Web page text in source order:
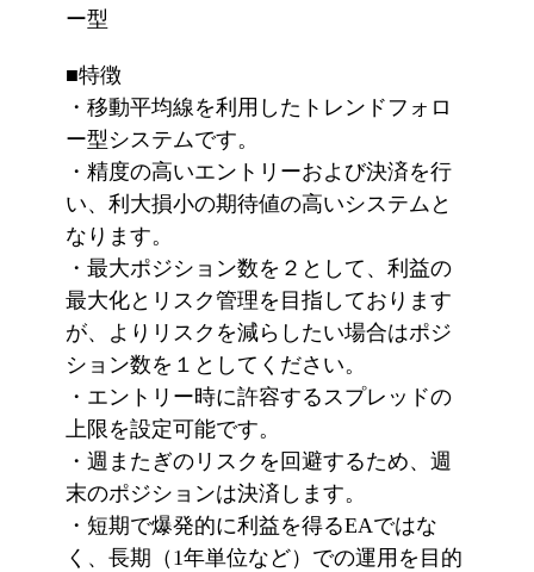
ー型
■特徴
・移動平均線を利用したトレンドフォロ
ー型システムです。
・精度の高いエントリーおよび決済を行
い、利大損小の期待値の高いシステムと
なります。
・最大ポジション数を２として、利益の
最大化とリスク管理を目指しております
が、よりリスクを減らしたい場合はポジ
ション数を１としてください。
・エントリー時に許容するスプレッドの
上限を設定可能です。
・週またぎのリスクを回避するため、週
末のポジションは決済します。
・短期で爆発的に利益を得るEAではな
く、長期（1年単位など）での運用を目的